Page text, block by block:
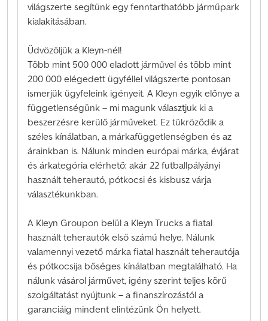
világszerte segítünk egy fenntarthatóbb járműpark
kialakításában.
Üdvözöljük a Kleyn-nél!
Több mint 500 000 eladott járművel és több mint
200 000 elégedett ügyféllel világszerte pontosan
ismerjük ügyfeleink igényeit. A Kleyn egyik előnye a
függetlenségünk – mi magunk választjuk ki a
beszerzésre kerülő járműveket. Ez tükröződik a
széles kínálatban, a márkafüggetlenségben és az
árainkban is. Nálunk minden európai márka, évjárat
és árkategória elérhető: akár 22 futballpályányi
használt teherautó, pótkocsi és kisbusz várja
választékunkban.
A Kleyn Groupon belül a Kleyn Trucks a fiatal
használt teherautók első számú helye. Nálunk
valamennyi vezető márka fiatal használt teherautója
és pótkocsija bőséges kínálatban megtalálható. Ha
nálunk vásárol járművet, igény szerint teljes körű
szolgáltatást nyújtunk – a finanszírozástól a
garanciáig mindent elintézünk Ön helyett.